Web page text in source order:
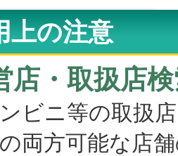
上の注意
店・取扱店
ビニ等の取扱
両方可能な店